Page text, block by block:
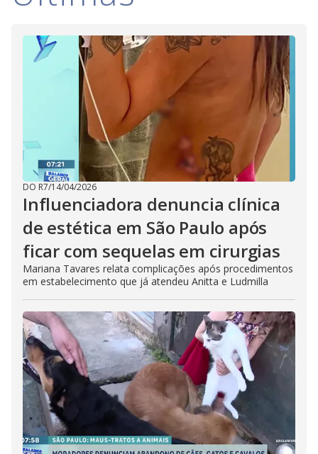
DO R7/14/04/2026
Influenciadora denuncia clínica
de estética em São Paulo após
ficar com sequelas em cirurgias
Mariana Tavares relata complicações após procedimentos
em estabelecimento que já atendeu Anitta e Ludmilla